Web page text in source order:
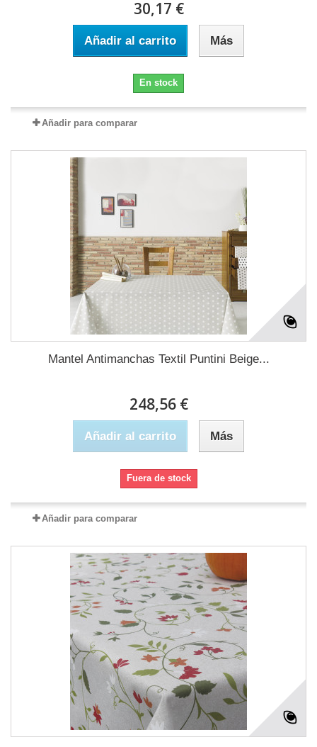
30,17 €
Añadir al carrito Más
En stock
Añadir para comparar
Mantel Antimanchas Textil Puntini Beige...
248,56 €
Añadir al carrito Más
Fuera de stock
Añadir para comparar